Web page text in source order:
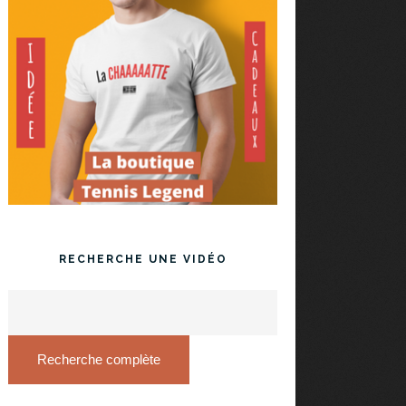
RECHERCHE UNE VIDÉO
Recherche complète